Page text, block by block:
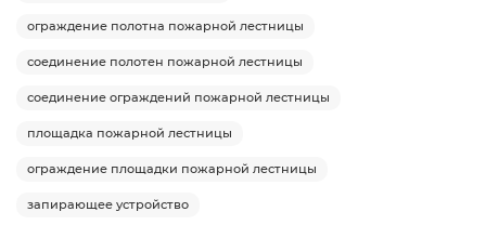
ограждение полотна пожарной лестницы
соединение полотен пожарной лестницы
соединение ограждений пожарной лестницы
площадка пожарной лестницы
ограждение площадки пожарной лестницы
запирающее устройство